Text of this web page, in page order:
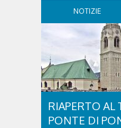
ospedale militare, tra
Torri del Falzarego,
NOTIZIE
RIAPERTO AL
PONTE DI